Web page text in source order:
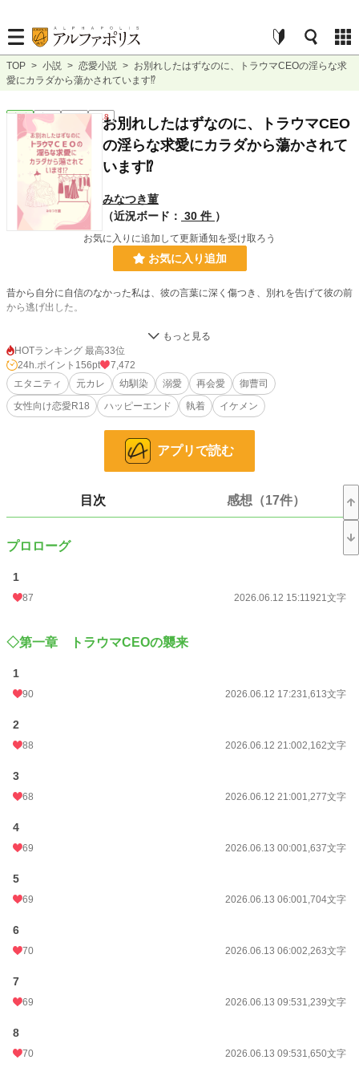
TOP > 小説 > 恋愛小説 > お別れしたはずなのに、トラウマCEOの淫らな求
愛にカラダから蕩かされています⁉︎
恋愛 完結 R18お別れしたはずなのに、トラウマCEO
の淫らな求愛にカラダから蕩かされて
います⁉︎
みなつき菫
（近況ボード： 30 件 ）
お気に入りに追加して更新通知を受け取ろう
お気に入り追加
昔から自分に自信のなかった私は、彼の言葉に深く傷つき、別れを告げて彼の前
から逃げ出した。
「みのり……あの日、できなかったこと――今からしようか？」
「で、できなかったことって……」
幼馴染に誘われてやってきた婚活パーティーで私を掻っ攫っていったのは、
―」
「俺なしじゃ生きられなくなればいい」
もう逃げ道は残されていないようです……？
幼馴染のスパダリホテルCEO
向坂 みのり
◆利害一致婚のスピンオフですが、そちらを読んでいなくても楽しめます。
◆Rシーンのあるお話しには、「※」マークがついています。
◆未熟で無知な作者が自由気ままに書いたものなので、ご理解の上お読みくださ
い。
小説
文字数
HOTランキング 最高33位
24h.ポイント 156pt
7,472
エタニティ
元カレ 幼馴染 溺愛 再会愛
御曹司
女性向け恋愛R18
ハッピーエンド 執着 イケメン
アプリで読む
目次 感想（17件）
プロローグ
1
87 2026.06.12 15:11921文字
◇第一章 トラウマCEOの襲来
1
90 2026.06.12 17:231,613文字
2
88 2026.06.12 21:002,162文字
3
68 2026.06.12 21:001,277文字
4
69 2026.06.13 00:001,637文字
5
69 2026.06.13 06:001,704文字
6
70 2026.06.13 06:002,263文字
7
69 2026.06.13 09:531,239文字
8
70 2026.06.13 09:531,650文字